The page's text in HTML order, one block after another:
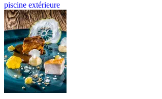
piscine extérieure